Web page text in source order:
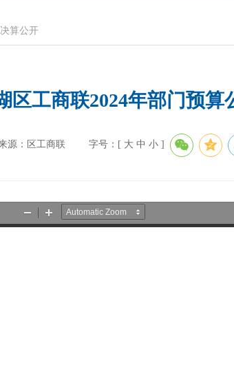
算公开
区工商联2024年部门预算
源：区工商联 字号：[ 大 中 小 ]